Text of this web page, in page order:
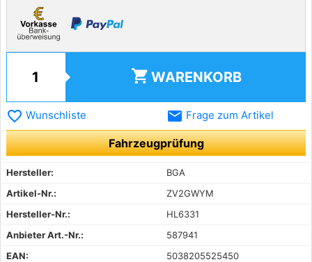
shopping_cart WARENKORB
favorite_border Wunschliste email Frage zum Artikel
Fahrzeugprüfung
Hersteller:
BGA
Artikel-Nr.:
ZV2GWYM
Hersteller-Nr.:
HL6331
Anbieter Art.-Nr.:
587941
EAN:
5038205525450